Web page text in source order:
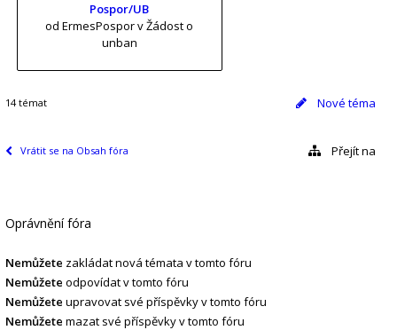
Pospor/UB
od ErmesPosporv Žádost o
unban
Nové téma
14 témat
Vrátit se na Obsah fóra Přejít na
Oprávnění fóra
Nemůžete zakládat nová témata v tomto fóru
Nemůžete odpovídat v tomto fóru
Nemůžete upravovat své příspěvky v tomto fóru
Nemůžete mazat své příspěvky v tomto fóru